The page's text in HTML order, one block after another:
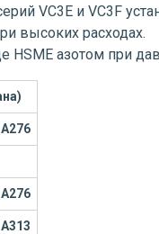
VC3E и VC3F
высоких расходах.
HSME азотом при